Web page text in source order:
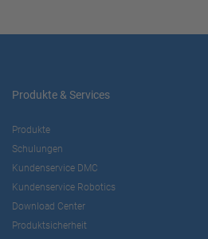
Produkte & Services
Produkte
Schulungen
Kundenservice DMC
Kundenservice Robotics
Download Center
Produktsicherheit